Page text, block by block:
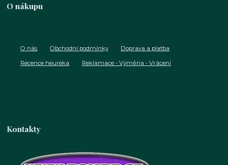
O nákupu
O nás Obchodní podmínky Doprava a platba
Recence heureka Reklamace - Výměna - Vrácení
Kontakty